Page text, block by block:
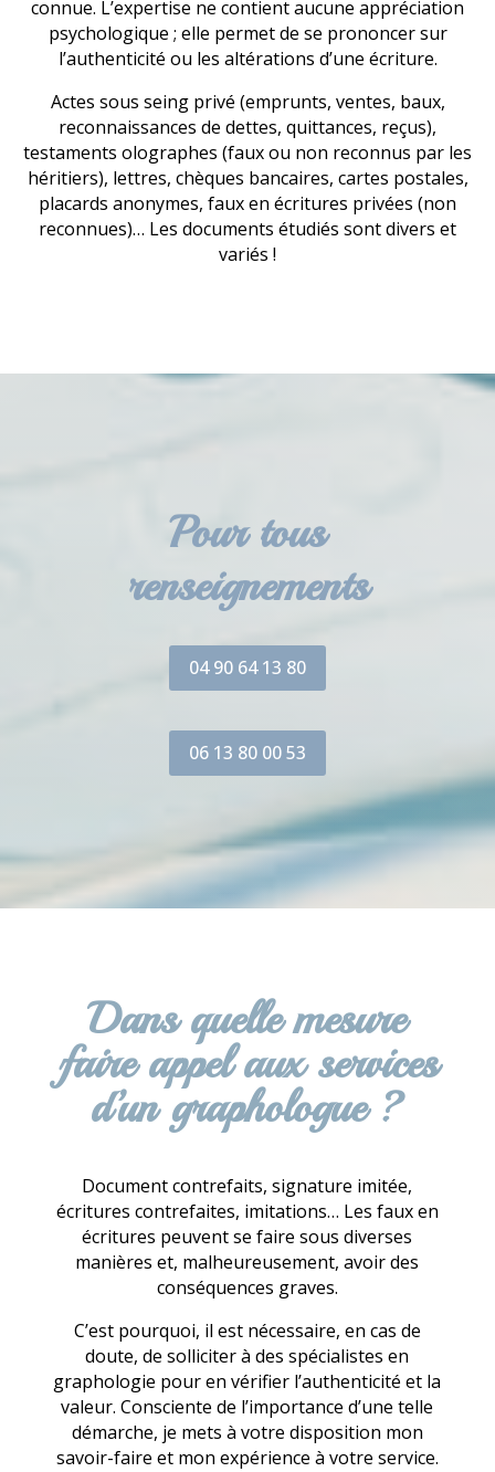
connue. L’expertise ne contient aucune appréciation
psychologique ; elle permet de se prononcer sur
l’authenticité ou les altérations d’une écriture.
Actes sous seing privé (emprunts, ventes, baux,
reconnaissances de dettes, quittances, reçus),
testaments olographes (faux ou non reconnus par les
héritiers), lettres, chèques bancaires, cartes postales,
placards anonymes, faux en écritures privées (non
reconnues)… Les documents étudiés sont divers et
variés !
Pour tous
renseignements
04 90 64 13 80
06 13 80 00 53
Dans quelle mesure
faire appel aux services
d’un graphologue ?
Document contrefaits, signature imitée,
écritures contrefaites, imitations… Les faux en
écritures peuvent se faire sous diverses
manières et, malheureusement, avoir des
conséquences graves.
C’est pourquoi, il est nécessaire, en cas de
doute, de solliciter à des spécialistes en
graphologie pour en vérifier l’authenticité et la
valeur. Consciente de l’importance d’une telle
démarche, je mets à votre disposition mon
savoir-faire et mon expérience à votre service.